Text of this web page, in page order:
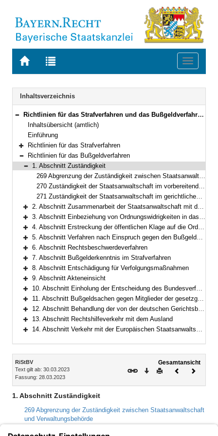
Zur
BAYERN.RECHT
Zur
letzten
Suche
Toggle
Navigation
Inhaltsverzeichnis
Bereich reduzieren
Richtlinien für das Strafverfahren und das Bußgeldverfahren (RiStBV) Neufassung vom 28. März 2023 (BAnz AT 19.06.2023 B1 )
Inhaltsübersicht (amtlich)
Einführung
Bereich erweitern
Richtlinien für das Strafverfahren
Bereich reduzieren
Richtlinien für das Bußgeldverfahren
Bereich reduzieren
1. Abschnitt Zuständigkeit
269 Abgrenzung der Zuständigkeit zwischen Staatsanwaltschaft und Verwaltungsbehörde
270 Zuständigkeit der Staatsanwaltschaft im vorbereitenden Verfahren
271 Zuständigkeit der Staatsanwaltschaft im gerichtlichen Verfahren
Bereich erweitern
2. Abschnitt Zusammenarbeit der Staatsanwaltschaft mit den Verwaltungsbehörden
Bereich erweitern
3. Abschnitt Einbeziehung von Ordnungswidrigkeiten in das vorbereitende Verfahren wegen einer Straftat
Bereich erweitern
4. Abschnitt Erstreckung der öffentlichen Klage auf die Ordnungswidrigkeit
Bereich erweitern
5. Abschnitt Verfahren nach Einspruch gegen den Bußgeldbescheid
Bereich erweitern
6. Abschnitt Rechtsbeschwerdeverfahren
Bereich erweitern
7. Abschnitt Bußgelderkenntnis im Strafverfahren
Bereich erweitern
8. Abschnitt Entschädigung für Verfolgungsmaßnahmen
Bereich erweitern
9. Abschnitt Akteneinsicht
Bereich erweitern
10. Abschnitt Einholung der Entscheidung des Bundesverfassungsgerichts
Bereich erweitern
11. Abschnitt Bußgeldsachen gegen Mitglieder der gesetzgebenden Körperschaften
Bereich erweitern
12. Abschnitt Behandlung der von der deutschen Gerichtsbarkeit befreiten Personen
Bereich erweitern
13. Abschnitt Rechtshilfeverkehr mit dem Ausland
14. Abschnitt Verkehr mit der Europäischen Staatsanwaltschaft
Inhalt
RiStBV
Text gilt ab: 30.03.2023
Fassung: 28.03.2023
Gesamtansicht
Download
DruckenVorheriges
1. Abschnitt Zuständigkeit
269 Abgrenzung der Zuständigkeit zwischen Staatsanwaltschaft
und Verwaltungsbehörde
270 Zuständigkeit der Staatsanwaltschaft im vorbereitenden